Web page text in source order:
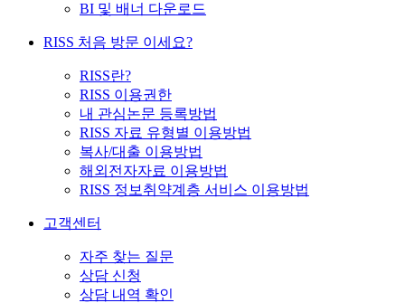
BI 및 배너 다운로드
RISS 처음 방문 이세요?
RISS란?
RISS 이용권한
내 관심논문 등록방법
RISS 자료 유형별 이용방법
복사/대출 이용방법
해외전자자료 이용방법
RISS 정보취약계층 서비스 이용방법
고객센터
자주 찾는 질문
상담 신청
상담 내역 확인